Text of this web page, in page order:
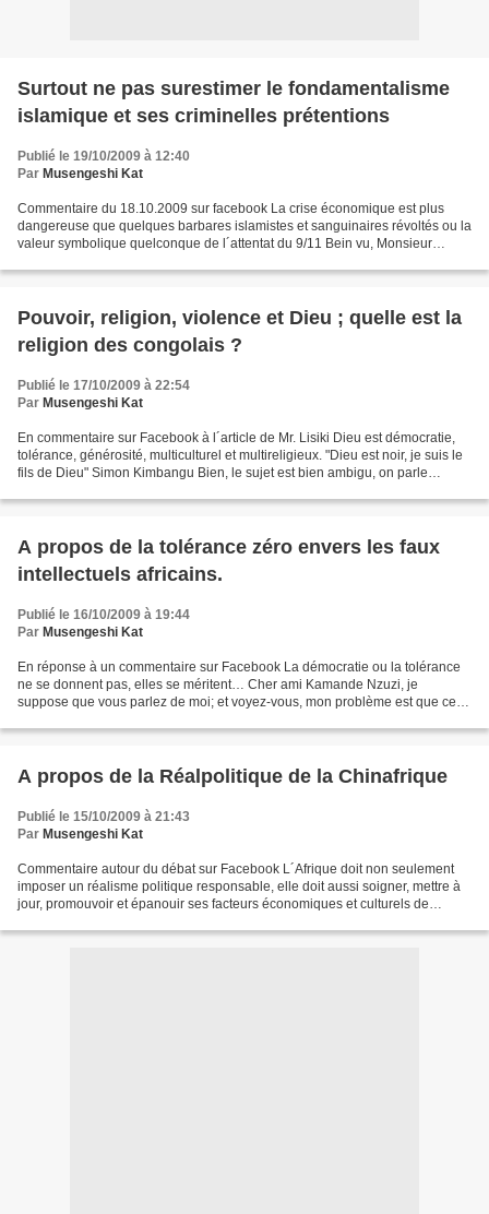
Surtout ne pas surestimer le fondamentalisme
islamique et ses criminelles prétentions
Publié le 19/10/2009 à 12:40
Par Musengeshi Kat
Commentaire du 18.10.2009 sur facebook La crise économique est plus
dangereuse que quelques barbares islamistes et sanguinaires révoltés ou la
valeur symbolique quelconque de l´attentat du 9/11 Bein vu, Monsieur
Pouvoir, religion, violence et Dieu ; quelle est la
religion des congolais ?
Publié le 17/10/2009 à 22:54
Par Musengeshi Kat
En commentaire sur Facebook à l´article de Mr. Lisiki Dieu est démocratie,
tolérance, générosité, multiculturel et multireligieux. "Dieu est noir, je suis le
fils de Dieu" Simon Kimbangu Bien, le sujet est bien ambigu, on parle
A propos de la tolérance zéro envers les faux
intellectuels africains.
Publié le 16/10/2009 à 19:44
Par Musengeshi Kat
En réponse à un commentaire sur Facebook La démocratie ou la tolérance
ne se donnent pas, elles se méritent… Cher ami Kamande Nzuzi, je
suppose que vous parlez de moi; et voyez-vous, mon problème est que ces
A propos de la Réalpolitique de la Chinafrique
Publié le 15/10/2009 à 21:43
Par Musengeshi Kat
Commentaire autour du débat sur Facebook L´Afrique doit non seulement
imposer un réalisme politique responsable, elle doit aussi soigner, mettre à
jour, promouvoir et épanouir ses facteurs économiques et culturels de